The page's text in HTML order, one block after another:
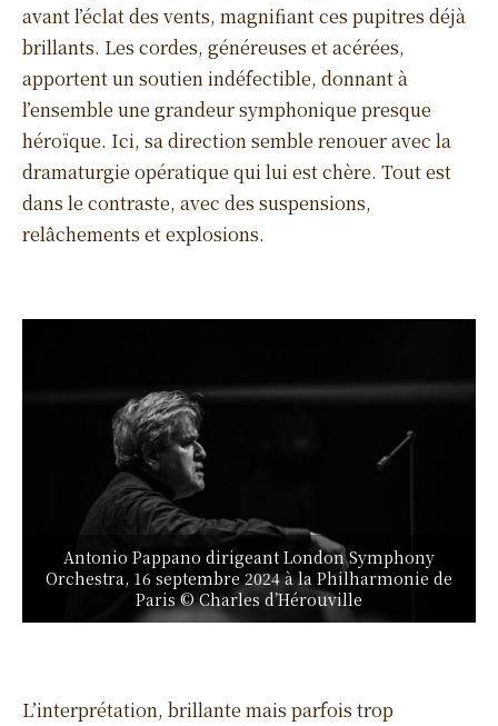
avant l’éclat des vents, magnifiant ces pupitres déjà
brillants. Les cordes, généreuses et acérées,
apportent un soutien indéfectible, donnant à
l’ensemble une grandeur symphonique presque
héroïque. Ici, sa direction semble renouer avec la
dramaturgie opératique qui lui est chère. Tout est
dans le contraste, avec des suspensions,
relâchements et explosions.
Antonio Pappano dirigeant London Symphony
Orchestra, 16 septembre 2024 à la Philharmonie de
Paris © Charles d’Hérouville
L’interprétation, brillante mais parfois trop